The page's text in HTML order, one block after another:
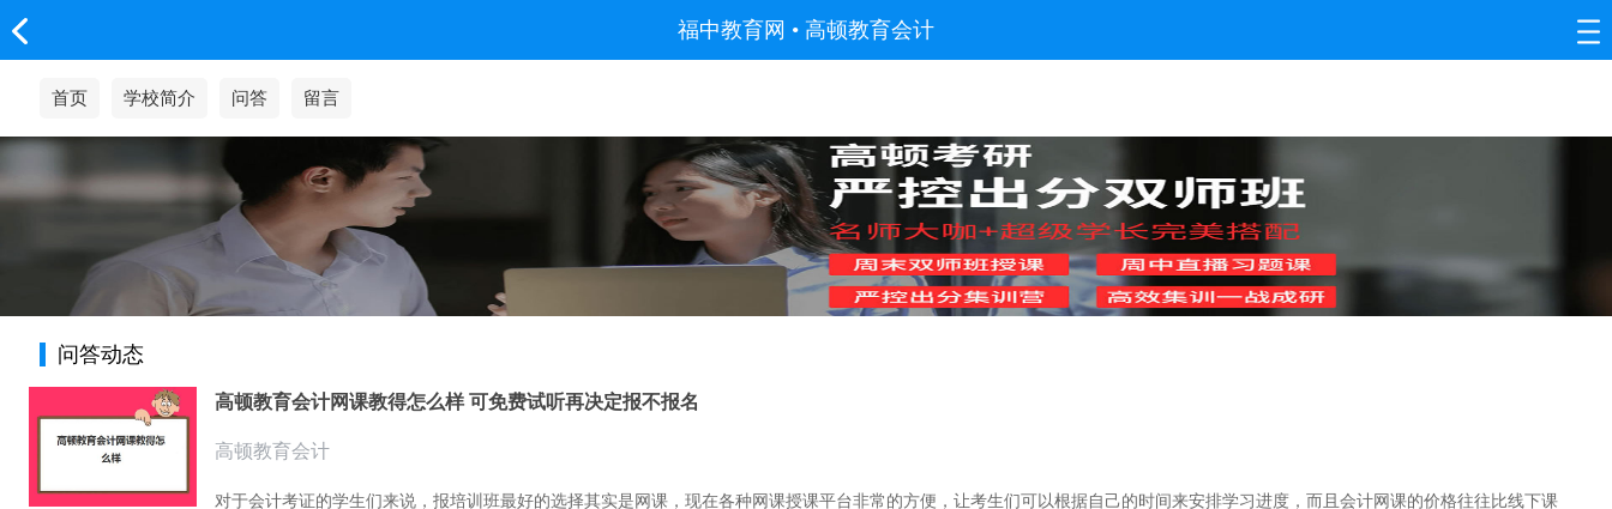
福中教育网 • 高顿教育会计
首页 学校简介 问答 留言
问答动态
高顿教育会计网课教得怎么样 可免费试听再决定报不报名
高顿教育会计
对于会计考证的学生们来说，报培训班最好的选择其实是网课，现在各种网课授课平台非常的方便，让考生们可以根据自己的时间来安排学习进度，而且会计网课的价格往往比线下课